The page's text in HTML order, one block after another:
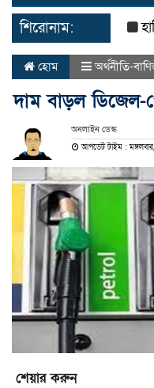
শিরোনাম:
হোম অর্থনীতি-
দাম বাড়ল ডিজেল-
অনলাইন ডেস্ক
আপডেট টাইম :
শেয়ার করুন